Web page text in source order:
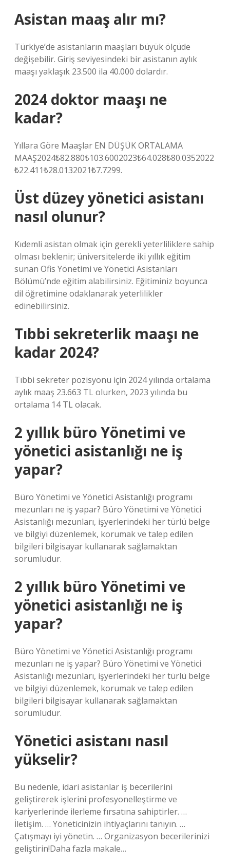
Asistan maaş alır mı?
Türkiye’de asistanların maaşları büyük ölçüde
değişebilir. Giriş seviyesindeki bir asistanın aylık
maaşı yaklaşık 23.500 ila 40.000 dolardır.
2024 doktor maaşı ne
kadar?
Yıllara Göre Maaşlar EN DÜŞÜK ORTALAMA
MAAŞ2024₺82.880₺103.6002023₺64.028₺80.0352022
₺22.411₺28.0132021₺7.7299.
Üst düzey yönetici asistanı
nasıl olunur?
Kıdemli asistan olmak için gerekli yeterliliklere sahip
olması beklenir; üniversitelerde iki yıllık eğitim
sunan Ofis Yönetimi ve Yönetici Asistanları
Bölümü’nde eğitim alabilirsiniz. Eğitiminiz boyunca
dil öğretimine odaklanarak yeterlilikler
edinebilirsiniz.
Tıbbi sekreterlik maaşı ne
kadar 2024?
Tıbbi sekreter pozisyonu için 2024 yılında ortalama
aylık maaş 23.663 TL olurken, 2023 yılında bu
ortalama 14 TL olacak.
2 yıllık büro Yönetimi ve
yönetici asistanlığı ne iş
yapar?
Büro Yönetimi ve Yönetici Asistanlığı programı
mezunları ne iş yapar? Büro Yönetimi ve Yönetici
Asistanlığı mezunları, işyerlerindeki her türlü belge
ve bilgiyi düzenlemek, korumak ve talep edilen
bilgileri bilgisayar kullanarak sağlamaktan
sorumludur.
2 yıllık büro Yönetimi ve
yönetici asistanlığı ne iş
yapar?
Büro Yönetimi ve Yönetici Asistanlığı programı
mezunları ne iş yapar? Büro Yönetimi ve Yönetici
Asistanlığı mezunları, işyerlerindeki her türlü belge
ve bilgiyi düzenlemek, korumak ve talep edilen
bilgileri bilgisayar kullanarak sağlamaktan
sorumludur.
Yönetici asistanı nasıl
yükselir?
Bu nedenle, idari asistanlar iş becerilerini
geliştirerek işlerini profesyonelleştirme ve
kariyerlerinde ilerleme fırsatına sahiptirler. …
İletişim. … Yöneticinizin ihtiyaçlarını tanıyın. …
Çatışmayı iyi yönetin. … Organizasyon becerilerinizi
geliştirin!Daha fazla makale…